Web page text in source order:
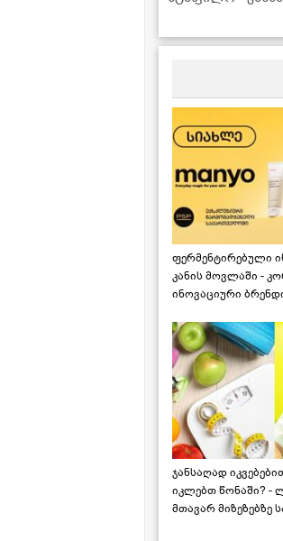
ხორცეულს, ისე
ფერმენტირებული
კანის მოვლაში -
ინოვაციური
ჯანსაღად
იკლებთ წონაში? -
მთავარ მიზეზებზე